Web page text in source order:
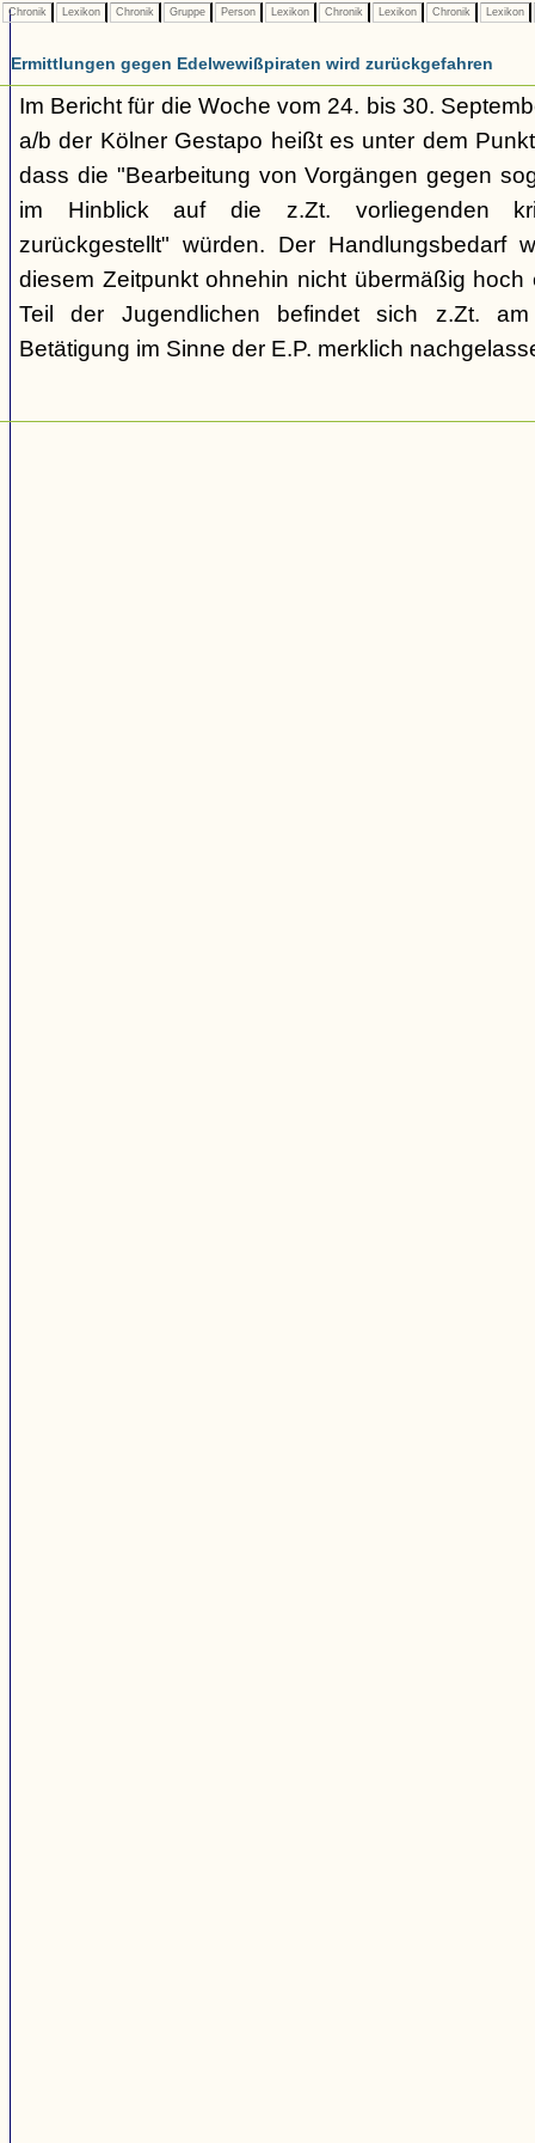
Chronik Lexikon Chronik Gruppe Person Lexikon Chronik Lexikon Chronik Lexikon
Ermittlungen gegen Edelwewißpiraten wird zurückgefahren
Im Bericht für die Woche vom 24. bis 30.
a/b der Kölner Gestapo heißt es unter dem
dass die "Bearbeitung von Vorgängen gegen
im Hinblick auf die z.Zt. vorliegenden
zurückgestellt" würden. Der Handlungsbedarf
diesem Zeitpunkt ohnehin nicht übermäßig hoch
Teil der Jugendlichen befindet sich z.Zt.
Betätigung im Sinne der E.P. merklich